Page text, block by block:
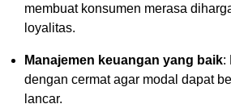
membuat konsumen merasa
loyalitas.
Manajemen keuangan yang baik:
dengan cermat agar modal dapat
lancar.